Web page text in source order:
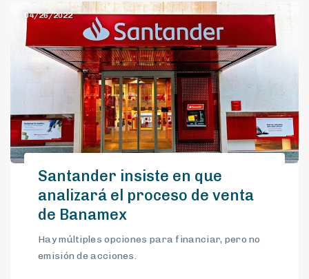
04/26/2022
Santander insiste en que
analizará el proceso de venta
de Banamex
Hay múltiples opciones para financiar, pero no
emisión de acciones.